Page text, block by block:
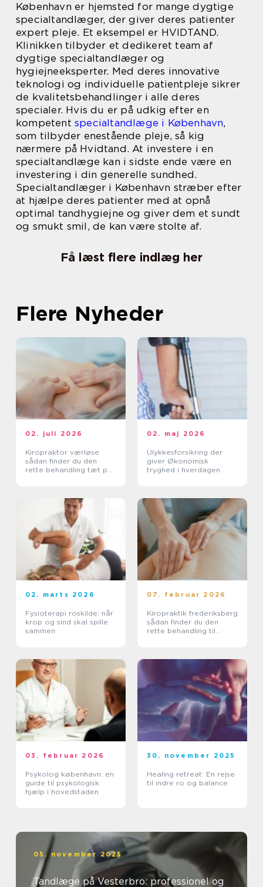
København er hjemsted for mange dygtige
specialtandlæger, der giver deres patienter
expert pleje. Et eksempel er HVIDTAND.
Klinikken tilbyder et dedikeret team af
dygtige specialtandlæger og
hygiejneeksperter. Med deres innovative
teknologi og individuelle patientpleje sikrer
de kvalitetsbehandlinger i alle deres
specialer. Hvis du er på udkig efter en
kompetent specialtandlæge i København,
som tilbyder enestående pleje, så kig
nærmere på Hvidtand. At investere i en
specialtandlæge kan i sidste ende være en
investering i din generelle sundhed.
Specialtandlæger i København stræber efter
at hjælpe deres patienter med at opnå
optimal tandhygiejne og giver dem et sundt
og smukt smil, de kan være stolte af.
Få læst flere indlæg her
Flere Nyheder
02. juli 2026
Kiropraktor værløse
sådan finder du den
rette behandling tæt på
02. maj 2026
Ulykkesforsikring der
giver Økonomisk
tryghed i hverdagen
02. marts 2026
Fysioterapi roskilde: når
krop og sind skal spille
sammen
07. februar 2026
Kiropraktik frederiksberg
sådan finder du den
rette behandling til
03. februar 2026
Psykolog københavn: en
guide til psykologisk
hjælp i hovedstaden
30. november 2025
Healing retreat: En rejse
til indre ro og balance
05. november 2025
Tandlæge på Vesterbro: professionel og